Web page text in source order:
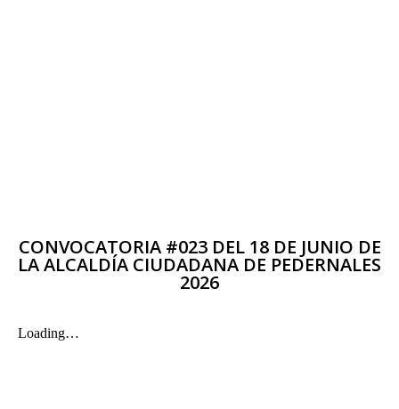
CONVOCATORIA #023 DEL 18 DE JUNIO DE
LA ALCALDÍA CIUDADANA DE PEDERNALES
2026